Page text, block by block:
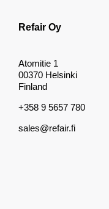
Refair Oy
Atomitie 1
00370 Helsinki
Finland
+358 9 5657 780
sales@refair.fi